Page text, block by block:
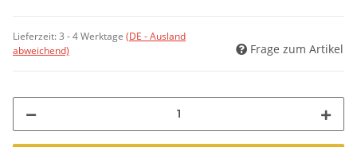
Lieferzeit:3 - 4 Werktage (DE - Ausland
abweichend)
Frage zum Artikel